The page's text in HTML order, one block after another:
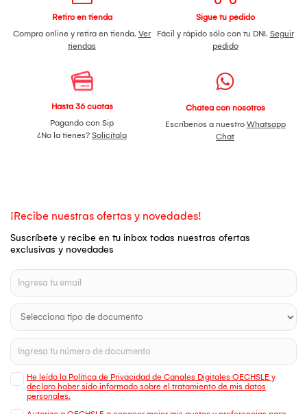
Retiro en tienda
Compra online y retira en tienda. Ver
tiendas
Sigue tu pedido
Fácil y rápido sólo con tu DNI. Seguir
pedido
Hasta 36 cuotas
Pagando con Sip
¿No la tienes? Solicítala
Chatea con nosotros
Escríbenos a nuestro Whatsapp
Chat
¡Recibe nuestras ofertas y novedades!
Suscríbete y recibe en tu inbox todas nuestras ofertas
exclusivas y novedades
He leído la Política de Privacidad de Canales Digitales OECHSLE y
declaro haber sido informado sobre el tratamiento de mis datos
personales.